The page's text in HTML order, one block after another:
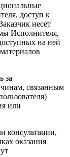
доступ к
несет
Исполнителя,
на ней
за
связанным
или
консультации,
оказания